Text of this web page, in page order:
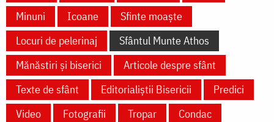
Minuni
Icoane
Sfinte moaște
Locuri de pelerinaj
Sfântul Munte Athos
Mănăstiri și biserici
Articole despre sfânt
Texte de sfânt
Editorialiștii Bisericii
Predici
Video
Fotografii Tropar
Condac